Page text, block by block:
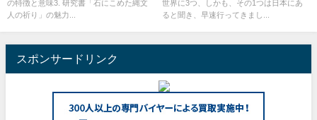
の特徴と意味3. 研究書「石にこめた縄文
人の祈り」の魅力...
世界に3つ、しかも、その1つは日本にあ
ると聞き、早速行ってきまし...
スポンサードリンク